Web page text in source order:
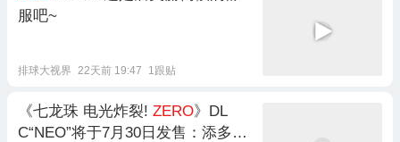
服吧~
排球大视界 22天前 19:47 1跟贴
《七龙珠 电光炸裂! ZERO》DL
C“NEO”将于7月30日发售：添多位